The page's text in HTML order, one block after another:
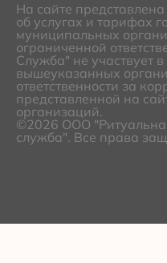
На сайте
об услугах и тарифах
муниципальных
ограниченной
Служба" не участвует в
вышеуказанных
ответственности за
представленной на
организаций.
©2026 ООО
служба". Все права